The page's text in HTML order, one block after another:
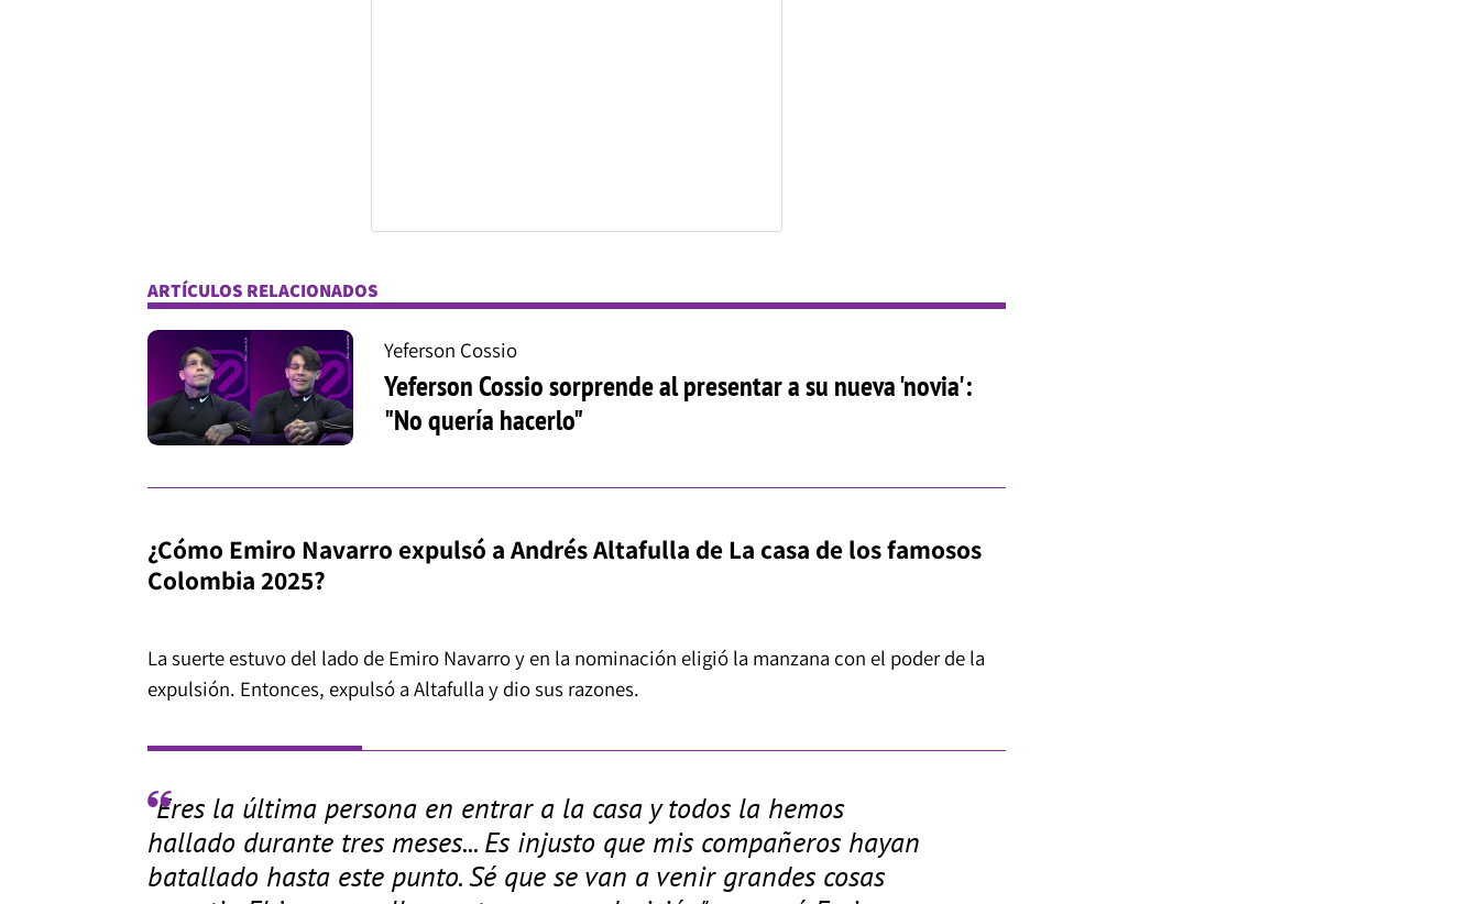
ARTÍCULOS RELACIONADOS
Yeferson Cossio
Yeferson Cossio sorprende al presentar a su nueva 'novia':
"No quería hacerlo"
¿Cómo Emiro Navarro expulsó a Andrés Altafulla de La casa de los famosos
Colombia 2025?
La suerte estuvo del lado de Emiro Navarro y en la nominación eligió la manzana con el poder de la
expulsión. Entonces, expulsó a Altafulla y dio sus razones.
"Eres la última persona en entrar a la casa y todos la hemos
hallado durante tres meses... Es injusto que mis compañeros hayan
batallado hasta este punto. Sé que se van a venir grandes cosas